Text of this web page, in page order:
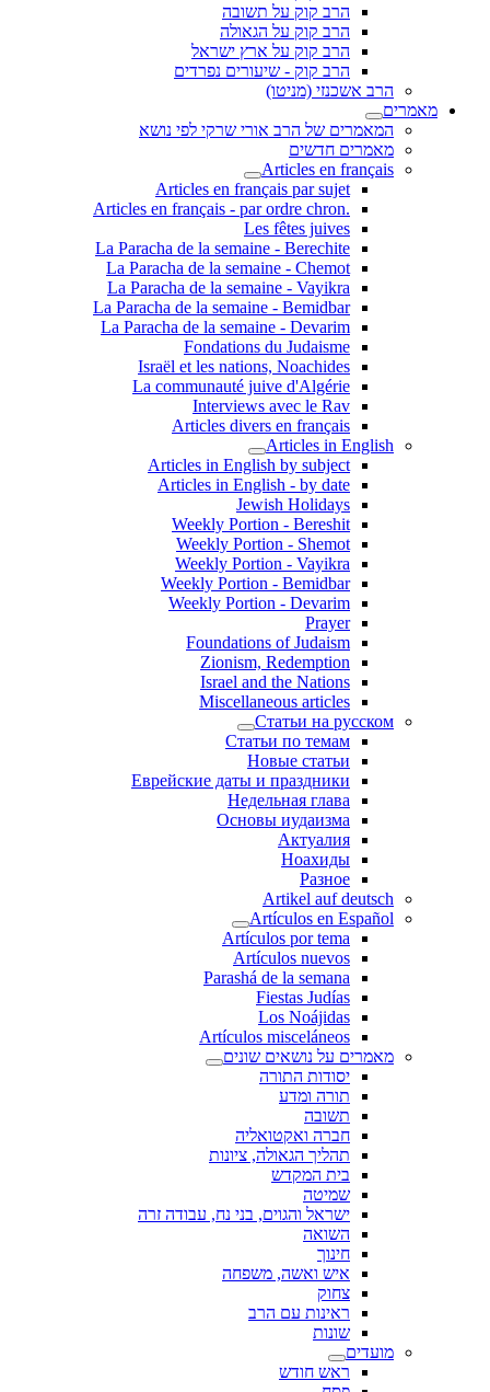
הרב קוק על תשובה
הרב קוק על הגאולה
הרב קוק על ארץ ישראל
הרב קוק - שיעורים נפרדים
הרב אשכנזי (מניטו)
מאמרים
המאמרים של הרב אורי שרקי לפי נושא
מאמרים חדשים
Articles en français
Articles en français par sujet
.Articles en français - par ordre chron
Les fêtes juives
La Paracha de la semaine - Berechite
La Paracha de la semaine - Chemot
La Paracha de la semaine - Vayikra
La Paracha de la semaine - Bemidbar
La Paracha de la semaine - Devarim
Fondations du Judaisme
Israël et les nations, Noachides
La communauté juive d'Algérie
Interviews avec le Rav
Articles divers en français
Articles in English
Articles in English by subject
Articles in English - by date
Jewish Holidays
Weekly Portion - Bereshit
Weekly Portion - Shemot
Weekly Portion - Vayikra
Weekly Portion - Bemidbar
Weekly Portion - Devarim
Prayer
Foundations of Judaism
Zionism, Redemption
Israel and the Nations
Miscellaneous articles
Статьи на русском
Статьи по темам
Новые статьи
Еврейские даты и праздники
Недельная глава
Основы иудаизма
Актуалия
Ноахиды
Разное
Artikel auf deutsch
Artículos en Español
Artículos por tema
Artículos nuevos
Parashá de la semana
Fiestas Judías
Los Noájidas
Artículos misceláneos
מאמרים על נושאים שונים
יסודות התורה
תורה ומדע
תשובה
חברה ואקטואליה
תהליך הגאולה, ציונות
בית המקדש
שמיטה
ישראל והגוים, בני נח, עבודה זרה
השואה
חינוך
איש ואשה, משפחה
צחוק
ראינות עם הרב
שונות
מועדים
ראש חודש